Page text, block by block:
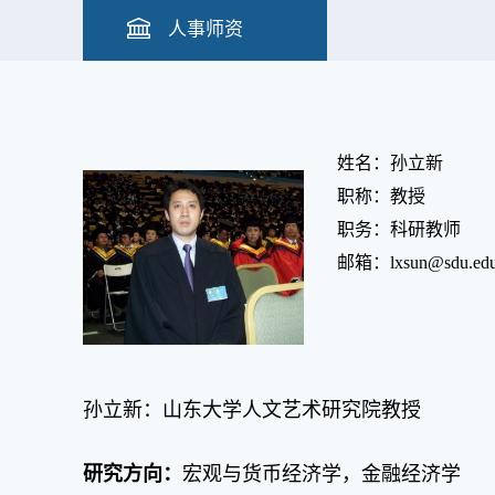
人事师资
姓名：孙立新
职称：教授
职务：科研教师
邮箱：
孙立新：山东大学人文艺术研究院教授
研究方向： 宏观与货币经济学，金融经济学